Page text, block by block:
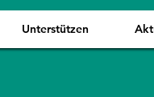
Unterstützen